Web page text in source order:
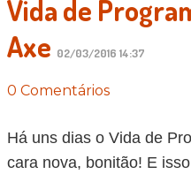
Vida de
Axe 02/03/2016 14:37
0 Comentários
Há uns dias o Vida de
cara nova, bonitão! E